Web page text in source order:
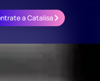
a Catalisa